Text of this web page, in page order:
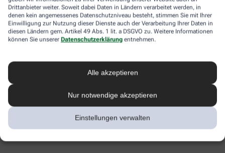
Drittanbieter weiter. Soweit dabei Daten in Ländern verarbeitet werden, in
denen kein angemessenes Datenschutzniveau besteht, stimmen Sie mit Ihrer
Einwilligung zur Nutzung dieser Dienste auch der Verarbeitung Ihrer Daten in
diesen Ländern gem. Artikel 49 Abs. 1 lit. a DSGVO zu. Weitere Informationen
können Sie unserer Datenschutzerklärung entnehmen.
Alle akzeptieren
Nur notwendige akzeptieren
Einstellungen verwalten